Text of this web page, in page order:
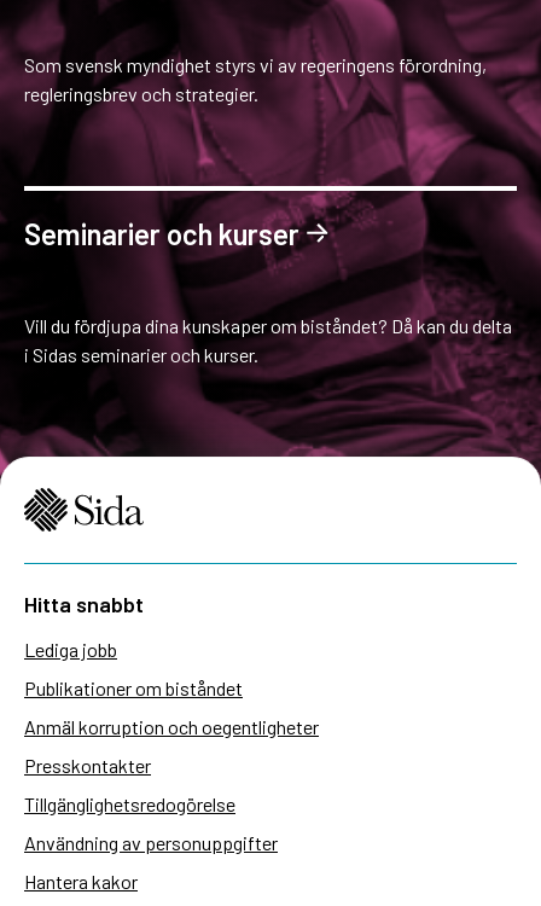
Som svensk myndighet styrs vi av regeringens förordning,
regleringsbrev och strategier.
Seminarier och kurser
Vill du fördjupa dina kunskaper om biståndet? Då kan du delta
i Sidas seminarier och kurser.
Hitta snabbt
Lediga jobb
Publikationer om biståndet
Anmäl korruption och oegentligheter
Presskontakter
Tillgänglighetsredogörelse
Användning av personuppgifter
Hantera kakor